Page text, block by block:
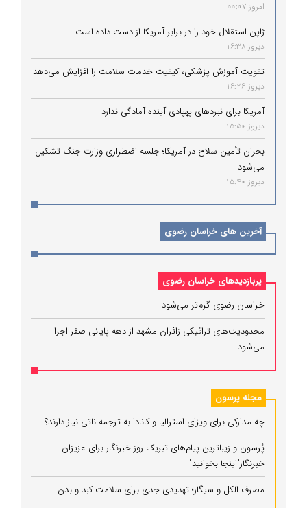
امروز 00:07
ژاپن استقلال خود را در برابر آمریکا از دست داده است
دیروز 16:38
تقویت آموزش پزشکی، کیفیت خدمات سلامت را افزایش می‌دهد
دیروز 16:26
آمریکا برای نبردهای پهپادی آینده آمادگی ندارد
دیروز 15:50
بحران تأمین سلاح در آمریکا؛ جلسه اضطراری وزارت جنگ تشکیل
می‌شود
دیروز 15:40
آخرین های خراسان رضوی
پربازدیدهای خراسان رضوی
خراسان رضوی گرم‌تر می‌شود
محدودیت‌های ترافیکی زائران مشهد از دهه پایانی صفر اجرا
می‌شود
مجله پرسون
چه مدارکی برای ویزای استرالیا و کانادا به ترجمه ناتی نیاز دارند؟
پُرسون و زیباترین پیام‌های تبریک روز خبرنگار برای عزیزان
خبرنگار"اینجا بخوانید"
مصرف الکل و سیگار؛ تهدیدی جدی برای سلامت کبد و بدن